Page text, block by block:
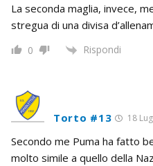
La seconda maglia, invece,
stregua di una divisa
0 Rispondi
Torto #13 18
Secondo me Puma ha fatto
molto simile a quello della